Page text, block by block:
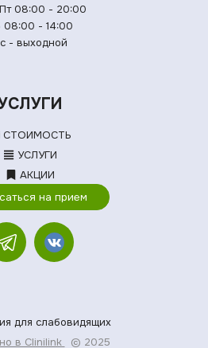
08:00 - 20:00
08:00 - 14:00
- выходной
СТОИМОСТЬ
УСЛУГИ
АКЦИИ
на прием
для слабовидящих
в Clinilink
© 2025